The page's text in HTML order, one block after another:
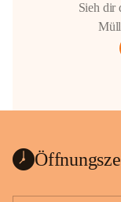
Sieh dir